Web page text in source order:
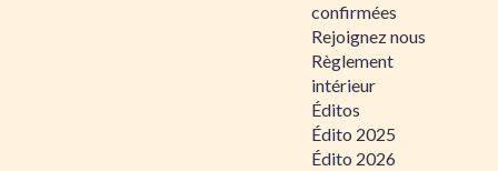
confirmées
Rejoignez nous
Règlement
intérieur
Éditos
Édito 2025
Édito 2026